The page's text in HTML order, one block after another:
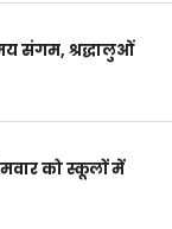
संगम, श्रद्धालुओं
को स्कूलों में